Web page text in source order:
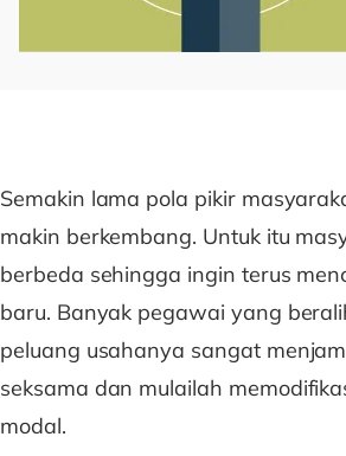
Semakin lama pola pikir
makin berkembang. Untuk itu
berbeda sehingga ingin terus
baru. Banyak pegawai yang
peluang usahanya sangat
seksama dan mulailah
modal.